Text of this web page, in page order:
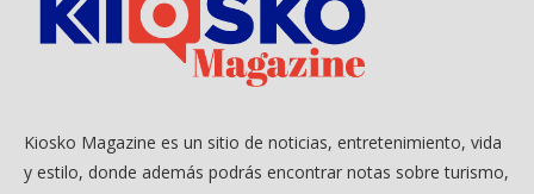
Kiosko Magazine es un sitio de noticias, entretenimiento, vida
y estilo, donde además podrás encontrar notas sobre turismo,